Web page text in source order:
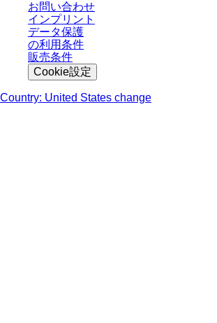
お問い合わせ
インプリント
データ保護
の利用条件
販売条件
Cookie設定
Country: United States change